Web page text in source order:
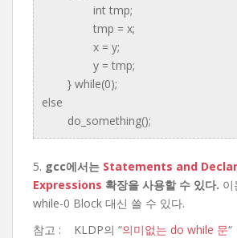
int tmp;
tmp = x;
x = y;
y = tmp;
} while(0);
else
do_something();
5. gcc에서는 Statements and
Expressions 확장을 사용할 수 있다.
while-0 Block 대신 쓸 수 있다.
참고 : KLDP의 “의미없는 do while 문“